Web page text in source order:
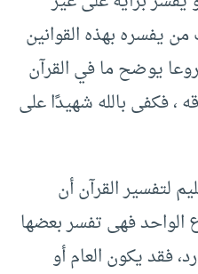
من يفسره بهذه القوانين
يوضح ما في القرآن
، فكفى بالله شهيدًا على
لتفسير القرآن أن
فهى تفسر بعضها
فقد يكون العام أو